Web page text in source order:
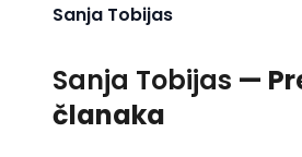
Sanja Tobijas
Sanja Tobijas —
članaka